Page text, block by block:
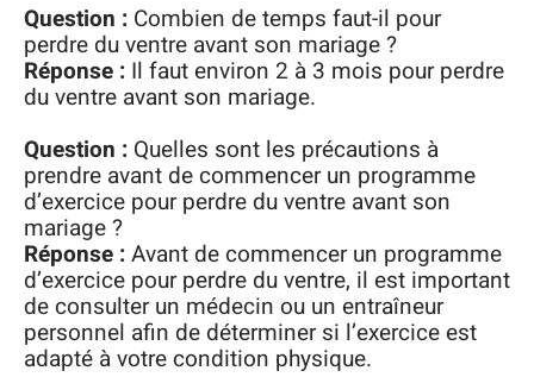
Question : Combien de temps faut-il pour
perdre du ventre avant son mariage ?
Réponse : Il faut environ 2 à 3 mois pour perdre
du ventre avant son mariage.
Question : Quelles sont les précautions à
prendre avant de commencer un programme
d’exercice pour perdre du ventre avant son
mariage ?
Réponse :Avant de commencer un programme
d’exercice pour perdre du ventre, il est important
de consulter un médecin ou un entraîneur
personnel afin de déterminer si l’exercice est
adapté à votre condition physique.